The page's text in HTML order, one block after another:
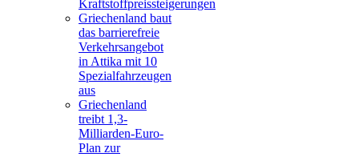
Kraftstoffpreissteigerungen
Griechenland baut
das barrierefreie
Verkehrsangebot
in Attika mit 10
Spezialfahrzeugen
aus
Griechenland
treibt 1,3-
Milliarden-Euro-
Plan zur